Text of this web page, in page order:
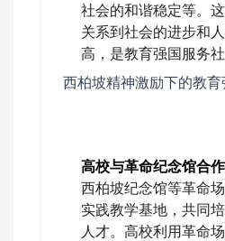
社会的和谐稳定等。
关系到社会的进步和
高，是教育强国服务社
西柏坡精神激励下的教
高校与革命纪念馆合
西柏坡纪念馆等革命
实践教学基地，共同
人才。高校利用革命